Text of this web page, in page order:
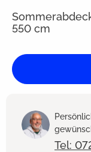
550 cm
Tel: